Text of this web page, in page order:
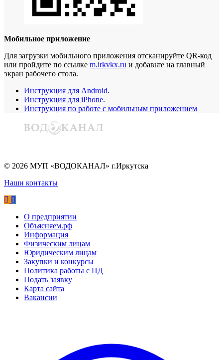
Мобильное приложение
Для загрузки мобильного приложения отсканируйте QR-код
или пройдите по ссылке m.irkvkx.ru и добавьте на главный
экран рабочего стола.
Инструкция для Android.
Инструкция для iPhone.
Инструкция по работе с мобильным приложением
© 2026 МУП «ВОДОКАНАЛ» г.Иркутска
Наши контакты
О предприятии
Объясняем.рф
Информация
Физическим лицам
Юридическим лицам
Закупки и конкурсы
Политика работы с ПД
Подать заявку
Карта сайта
Вакансии